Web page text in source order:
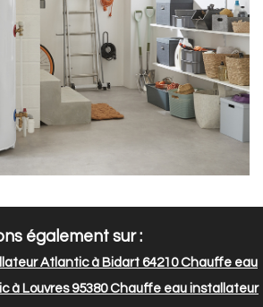
également sur :
Atlantic à Bidart 64210Chauffe eau
à Louvres 95380Chauffe eau installateur